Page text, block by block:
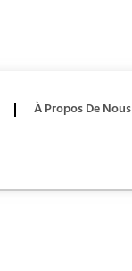
À Propos De Nous